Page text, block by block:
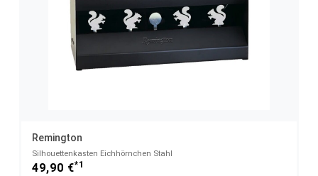
Remington
Silhouettenkasten Eichhörnchen Stahl
49,90 €*1